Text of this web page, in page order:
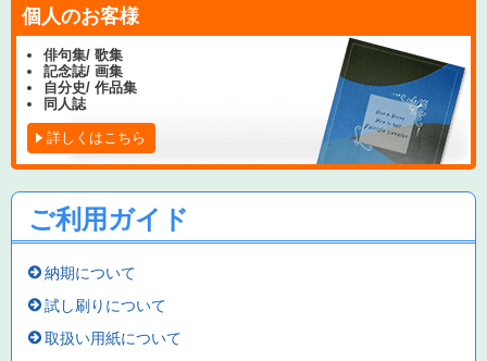
個人のお客様
俳句集/ 歌集
記念誌/ 画集
自分史/ 作品集
同人誌
詳しくはこちら
ご利用ガイド
納期について
試し刷りについて
取扱い用紙について